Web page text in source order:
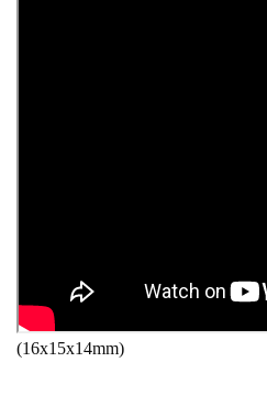
(16x15x14mm)